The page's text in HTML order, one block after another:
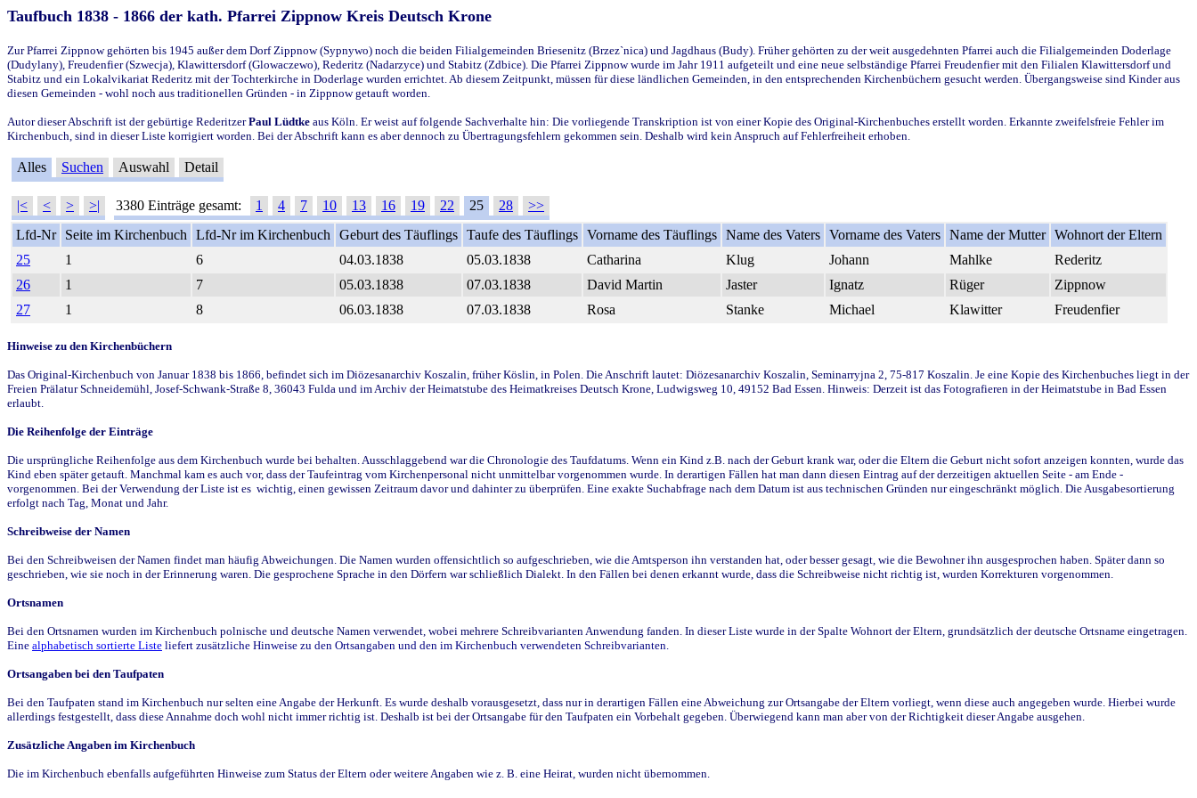
Taufbuch 1838 - 1866 der kath. Pfarrei Zippnow Kreis Deutsch Krone
Zur Pfarrei Zippnow gehörten bis 1945 außer dem Dorf Zippnow (Sypnywo) noch die beiden Filialgemeinden Briesenitz (Brzez`nica) und Jagdhaus (Budy). Früher gehörten zu der weit ausgedehnten Pfarrei auch die Filialgemeinden Doderlage
(Dudylany), Freudenfier (Szwecja), Klawittersdorf (Glowaczewo), Rederitz (Nadarzyce) und Stabitz (Zdbice). Die Pfarrei Zippnow wurde im Jahr 1911 aufgeteilt und eine neue selbständige Pfarrei Freudenfier mit den Filialen Klawittersdorf und
Stabitz und ein Lokalvikariat Rederitz mit der Tochterkirche in Doderlage wurden errichtet. Ab diesem Zeitpunkt, müssen für diese ländlichen Gemeinden, in den entsprechenden Kirchenbüchern gesucht werden. Übergangsweise sind Kinder aus
diesen Gemeinden - wohl noch aus traditionellen Gründen - in Zippnow getauft worden.
Autor dieser Abschrift ist der gebürtige RederitzerPaul Lüdtke aus Köln. Er weist auf folgende Sachverhalte hin: Die vorliegende Transkription ist von einer Kopie des Original-Kirchenbuches erstellt worden. Erkannte zweifelsfreie Fehler im
Kirchenbuch, sind in dieser Liste korrigiert worden. Bei der Abschrift kann es aber dennoch zu Übertragungsfehlern gekommen sein. Deshalb wird kein Anspruch auf Fehlerfreiheit erhoben.
Alles Suchen Auswahl Detail
|< < > >| 3380 Einträge gesamt: 1 4 7 10 13 16 19 22 25 28
>>
Lfd-Nr
Seite im Kirchenbuch Lfd-Nr im Kirchenbuch Geburt des Täuflings Taufe des Täuflings Vorname des Täuflings Name des Vaters Vorname des Vaters Name der Mutter Wohnort der Eltern
25
1 6 04.03.1838 05.03.1838 Catharina Klug Johann Mahlke
Rederitz
26
1 7 05.03.1838 07.03.1838 David Martin Jaster Ignatz Rüger
Zippnow
27
1 8 06.03.1838 07.03.1838 Rosa Stanke Michael Klawitter Freudenfier
Hinweise zu den Kirchenbüchern
Das Original-Kirchenbuch von Januar 1838 bis 1866, befindet sich im Diözesanarchiv Koszalin, früher Köslin, in Polen. Die Anschrift lautet: Diözesanarchiv Koszalin, Seminarryjna 2, 75-817 Koszalin. Je eine Kopie des Kirchenbuches liegt in der
Freien Prälatur Schneidemühl, Josef-Schwank-Straße 8, 36043 Fulda und im Archiv der Heimatstube des Heimatkreises Deutsch Krone, Ludwigsweg 10, 49152 Bad Essen. Hinweis: Derzeit ist das Fotografieren in der Heimatstube in Bad Essen
erlaubt.
Die Reihenfolge der Einträge
Die ursprüngliche Reihenfolge aus dem Kirchenbuch wurde bei behalten. Ausschlaggebend war die Chronologie des Taufdatums. Wenn ein Kind z.B. nach der Geburt krank war, oder die Eltern die Geburt nicht sofort anzeigen konnten, wurde das
Kind eben später getauft. Manchmal kam es auch vor, dass der Taufeintrag vom Kirchenpersonal nicht unmittelbar vorgenommen wurde. In derartigen Fällen hat man dann diesen Eintrag auf der derzeitigen aktuellen Seite - am Ende -
vorgenommen. Bei der Verwendung der Liste ist es wichtig, einen gewissen Zeitraum davor und dahinter zu überprüfen. Eine exakte Suchabfrage nach dem Datum ist aus technischen Gründen nur eingeschränkt möglich. Die Ausgabesortierung
erfolgt nach Tag, Monat und Jahr.
Schreibweise der Namen
Bei den Schreibweisen der Namen findet man häufig Abweichungen. Die Namen wurden offensichtlich so aufgeschrieben, wie die Amtsperson ihn verstanden hat, oder besser gesagt, wie die Bewohner ihn ausgesprochen haben. Später dann so
geschrieben, wie sie noch in der Erinnerung waren. Die gesprochene Sprache in den Dörfern war schließlich Dialekt. In den Fällen bei denen erkannt wurde, dass die Schreibweise nicht richtig ist, wurden Korrekturen vorgenommen.
Ortsnamen
Bei den Ortsnamen wurden im Kirchenbuch polnische und deutsche Namen verwendet, wobei mehrere Schreibvarianten Anwendung fanden. In dieser Liste wurde in der Spalte Wohnort der Eltern, grundsätzlich der deutsche Ortsname eingetragen.
Eine alphabetisch sortierte Liste liefert zusätzliche Hinweise zu den Ortsangaben und den im Kirchenbuch verwendeten Schreibvarianten.
Ortsangaben bei den Taufpaten
Bei den Taufpaten stand im Kirchenbuch nur selten eine Angabe der Herkunft. Es wurde deshalb vorausgesetzt, dass nur in derartigen Fällen eine Abweichung zur Ortsangabe der Eltern vorliegt, wenn diese auch angegeben wurde. Hierbei wurde
allerdings festgestellt, dass diese Annahme doch wohl nicht immer richtig ist. Deshalb ist bei der Ortsangabe für den Taufpaten ein Vorbehalt gegeben. Überwiegend kann man aber von der Richtigkeit dieser Angabe ausgehen.
Zusätzliche Angaben im Kirchenbuch
Die im Kirchenbuch ebenfalls aufgeführten Hinweise zum Status der Eltern oder weitere Angaben wie z. B. eine Heirat, wurden nicht übernommen.